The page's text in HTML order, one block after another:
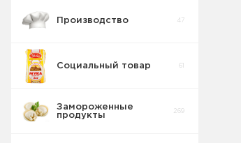
Производство 47
Социальный товар 61
Замороженные
продукты
269